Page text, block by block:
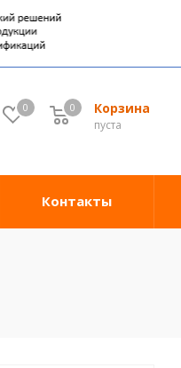
0 Корзина
0
пуста
0
Контакты